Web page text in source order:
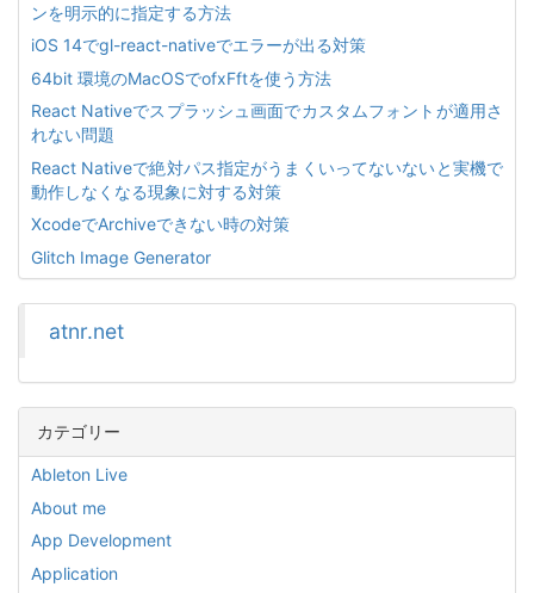
ンを明示的に指定する方法
iOS 14でgl-react-nativeでエラーが出る対策
64bit 環境のMacOSでofxFftを使う方法
React Nativeでスプラッシュ画面でカスタムフォントが適用さ
れない問題
React Nativeで絶対パス指定がうまくいってないないと実機で
動作しなくなる現象に対する対策
XcodeでArchiveできない時の対策
Glitch Image Generator
atnr.net
カテゴリー
Ableton Live
About me
App Development
Application